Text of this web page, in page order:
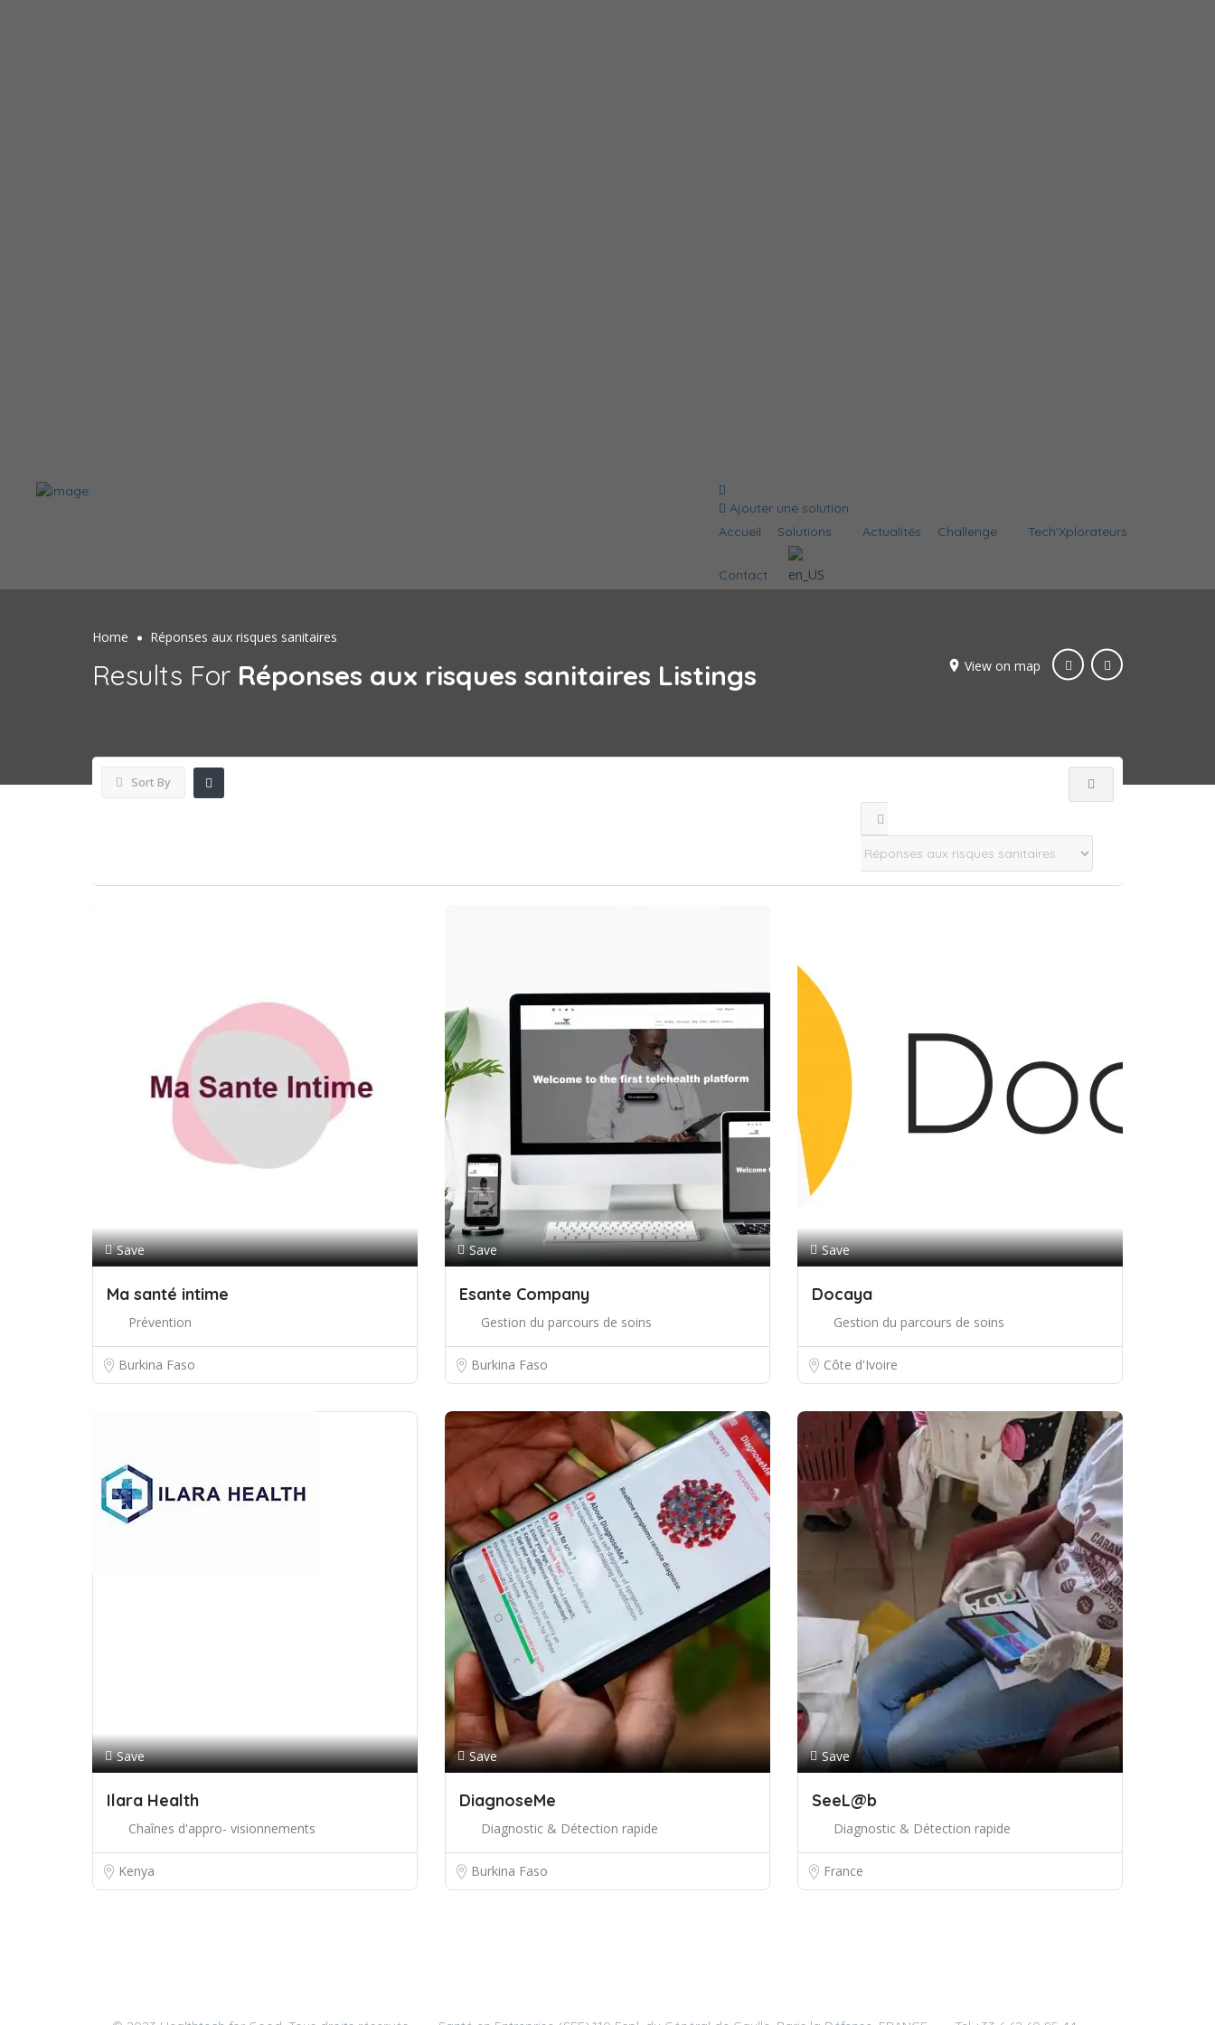
Ajouter une solution
Accueil
Solutions Actualités Challenge Tech’Xplorateurs
Contact
Home
Réponses aux risques sanitaires
View on map
Results For Réponses aux risques sanitaires Listings
Sort By
Save
Ma santé intime
Prévention
Burkina Faso
Save
Esante Company
Gestion du parcours de soins
Burkina Faso
Save
Docaya
Gestion du parcours de soins
Côte d'Ivoire
Save
Ilara Health
Chaînes d'appro- visionnements
Kenya
Save
DiagnoseMe
Diagnostic & Détection rapide
Burkina Faso
Save
SeeL@b
Diagnostic & Détection rapide
France